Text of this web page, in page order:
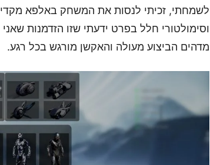
לשמחתי, זכיתי לנסות את המשחק באלפא
וסימולטורי חלל בפרט ידעתי שזו הזדמנות
מדהים הביצוע מעולה והאקשן מורגש בכל רגע.